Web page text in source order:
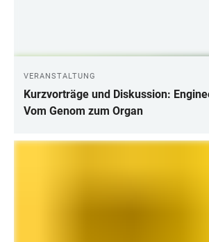
VERANSTALTUNG
Kurzvorträge und Diskussion:
Vom Genom zum Organ